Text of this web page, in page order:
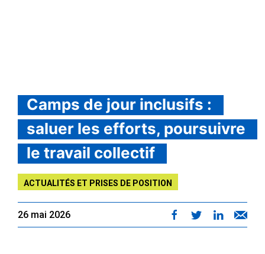
Camps de jour inclusifs :
saluer les efforts, poursuivre
le travail collectif
ACTUALITÉS ET PRISES DE POSITION
26 mai 2026